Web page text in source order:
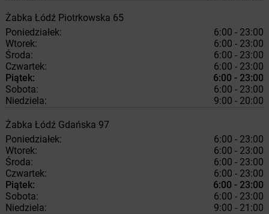
Żabka Łódź Piotrkowska 65
Poniedziałek:
6:00 - 23:00
Wtorek:
6:00 - 23:00
Środa:
6:00 - 23:00
Czwartek:
6:00 - 23:00
Piątek:
6:00 - 23:00
Sobota:
6:00 - 23:00
Niedziela:
9:00 - 20:00
Żabka Łódź Gdańska 97
Poniedziałek:
6:00 - 23:00
Wtorek:
6:00 - 23:00
Środa:
6:00 - 23:00
Czwartek:
6:00 - 23:00
Piątek:
6:00 - 23:00
Sobota:
6:00 - 23:00
Niedziela:
9:00 - 21:00